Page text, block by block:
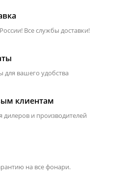
Все службы доставки!
для вашего удобства
клиентам
и производителей
на все фонари.